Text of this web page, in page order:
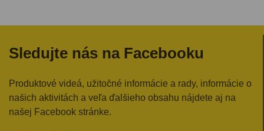
Sledujte nás na Facebooku
Produktové videá, užitočné informácie a rady, informácie o
našich aktivitách a veľa ďalšieho obsahu nájdete aj na
našej Facebook stránke.